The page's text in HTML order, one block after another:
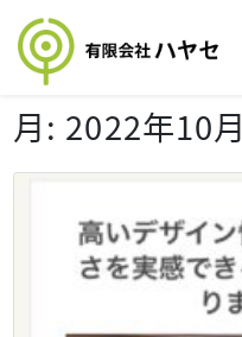
月: 2022年10月